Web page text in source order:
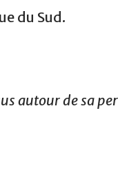
du Sud.
autour de sa